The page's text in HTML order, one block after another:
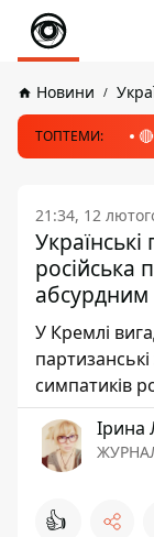
Новини
ТОПТЕМИ:
21:34, 12
російська
У Кремлі
партизанські
симпатиків
Ірина
👍